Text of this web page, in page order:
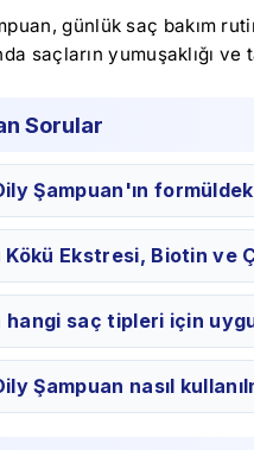
günlük saç bakım
saçların yumuşaklığı
Sorular
Şampuan'ın
Ekstresi, Biotin ve
hangi saç tipleri için
Şampuan nasıl